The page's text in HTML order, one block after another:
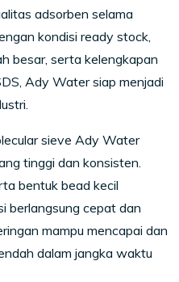
adsorben selama
kondisi ready stock,
besar, serta kelengkapan
Ady Water siap menjadi
sieve Ady Water
tinggi dan konsisten.
bentuk bead kecil
berlangsung cepat dan
mampu mencapai dan
dalam jangka waktu